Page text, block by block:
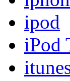
ipod
iPod